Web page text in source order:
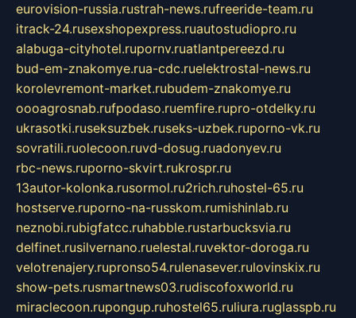
eurovision-russia.rustrah-news.rufreeride-team.ru
itrack-24.rusexshopexpress.ruautostudiopro.ru
alabuga-cityhotel.rupornv.ruatlantpereezd.ru
bud-em-znakomye.rua-cdc.ruelektrostal-news.ru
korolevremont-market.rubudem-znakomye.ru
oooagrosnab.rufpodaso.ruemfire.rupro-otdelky.ru
ukrasotki.ruseksuzbek.ruseks-uzbek.ruporno-vk.ru
sovratili.ruolecoon.ruvd-dosug.ruadonyev.ru
rbc-news.ruporno-skvirt.rukrospr.ru
13autor-kolonka.rusormol.ru2rich.ruhostel-65.ru
hostserve.ruporno-na-russkom.rumishinlab.ru
neznobi.rubigfatcc.ruhabble.rustarbucksvia.ru
delfinet.rusilvernano.ruelestal.ruvektor-doroga.ru
velotrenajery.rupronso54.rulenasever.rulovinskix.ru
show-pets.rusmartnews03.rudiscofoxworld.ru
miraclecoon.rupongup.ruhostel65.ruliura.ruglasspb.ru